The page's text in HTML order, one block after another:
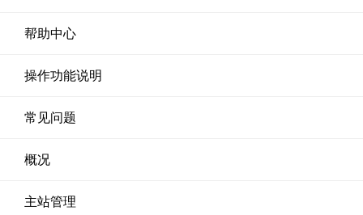
帮助中心
操作功能说明
常见问题
概况
主站管理